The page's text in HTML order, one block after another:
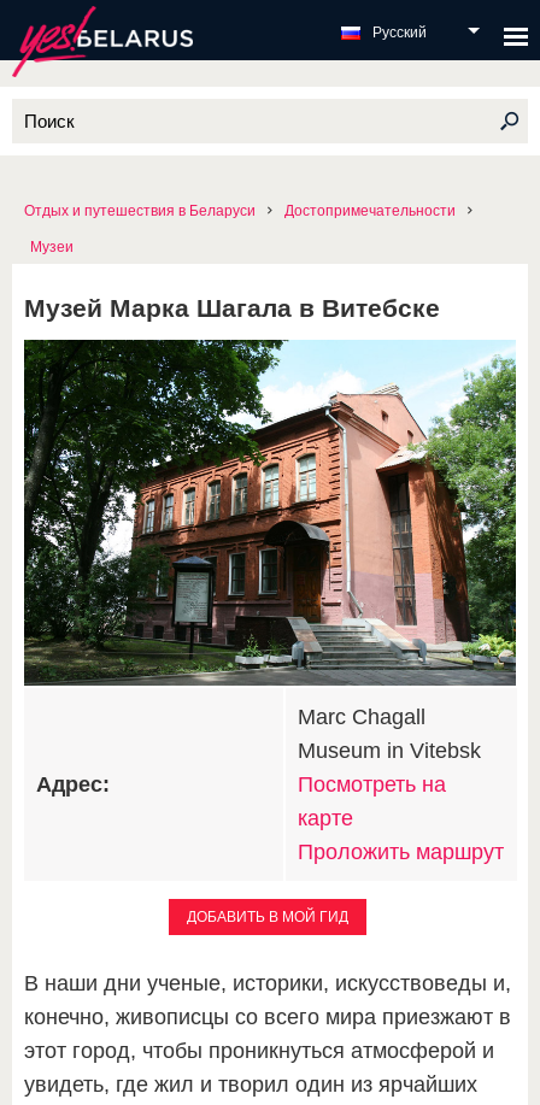
Русский
Отдых и путешествия в Беларуси Достопримечательности
Музеи
Музей Марка Шагала в Витебске
Адрес:
Marc Chagall
Museum in Vitebsk
Посмотреть на
карте
Проложить маршрут
ДОБАВИТЬ В МОЙ ГИД
В наши дни ученые, историки, искусствоведы и,
конечно, живописцы со всего мира приезжают в
этот город, чтобы проникнуться атмосферой и
увидеть, где жил и творил один из ярчайших